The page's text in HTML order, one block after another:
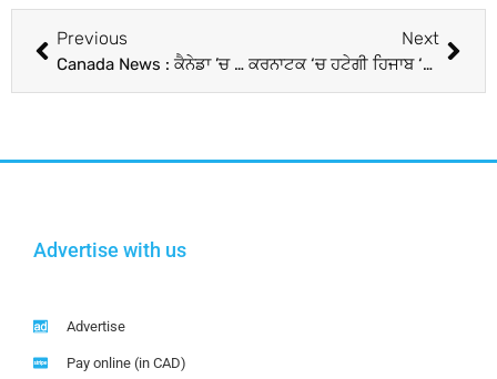
Previous
Canada News : ਕੈਨੇਡਾ ’ਚ ਭਾਰਤੀ ਮੂਲ ਦੇ ਡਰਾਈਵਰ ਕੋਲੋਂ 52 ਕਿੱਲੋ ਕੋਕੀਨ ਬਰਾਮਦ
Next
ਕਰਨਾਟਕ ‘ਚ ਹਟੇਗੀ ਹਿਜਾਬ ‘ਤੇ ਪਾਬੰਦੀ ! ਪੜ੍ਹੋ ਕੀ ਬੋਲੀ ‘ਅੱਲ੍ਹਾ ਹੂ ਅਕਬਰ’ ਦੇ ਨਾਅਰੇ ਲਾਉਣ ਵਾਲੀ ਵਿਦਿਆਰਥਣ
Advertise with us
Advertise
Pay online (in CAD)